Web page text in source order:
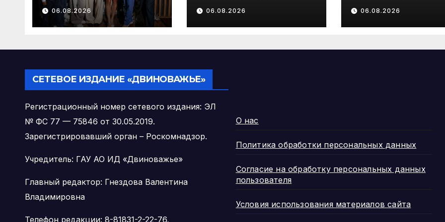
“Один за всех и все
за
одного” — пример
Виноградовского
округа
06.08.2026
ремонтируют
школу № 82 и
детсад «Золотая
06.08.2026
штрафы за
нарушение
системе
06.08.2026
СЕТЕВОЕ ИЗДАНИЕ «ДВИНОВАЖЬЕ»
Регистрационный номер сетевого издания: ЭЛ
№ ФС 77 — 75846 от 30.05.2019.
Зарегистрировавший орган – Роскомнадзор.
Учредитель: ГАУ АО ИД «Двиноважье»
Главный редактор: Гнездова Валентина
Владимировна
Телефон редакции: 8-81831-2-22-76,
О нас
Политика обработки персональных данных
Согласие на обработку персональных данных
пользователя
Условия использования материалов сайта